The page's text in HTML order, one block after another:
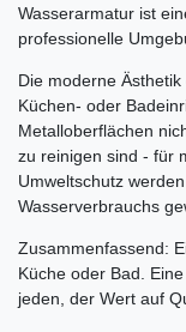
Wasserarmatur ist
professionelle
Die moderne
Küchen- oder
Metalloberflächen
zu reinigen sind - für
Umweltschutz
Wasserverbrauchs
Zusammenfassend:
Küche oder Bad.
jeden, der Wert auf